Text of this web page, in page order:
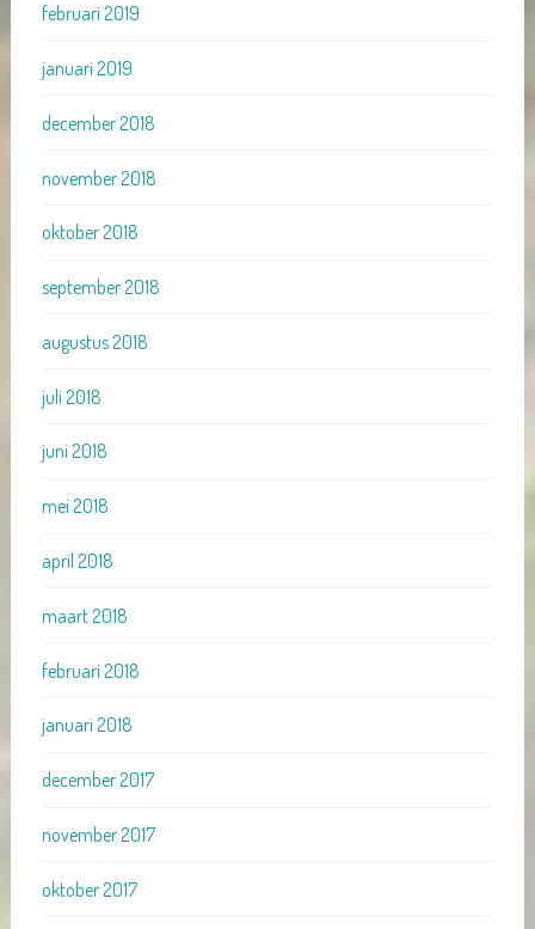
februari 2019
januari 2019
december 2018
november 2018
oktober 2018
september 2018
augustus 2018
juli 2018
juni 2018
mei 2018
april 2018
maart 2018
februari 2018
januari 2018
december 2017
november 2017
oktober 2017